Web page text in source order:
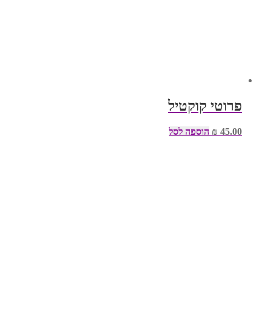
פרוטי קוקטיל
₪ 45.00 הוספה לסל